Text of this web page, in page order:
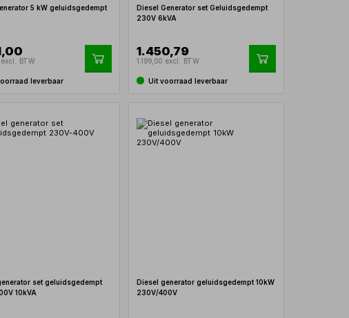
5 kW geluidsgedempt
excl. BTW
leverbaar
Diesel Generator set Geluidsgedempt
230V 6kVA
1.450,79
1.199,00 excl. BTW
Uit voorraad leverbaar
set geluidsgedempt
10kVA
Diesel generator geluidsgedempt 10kW
230V/400V